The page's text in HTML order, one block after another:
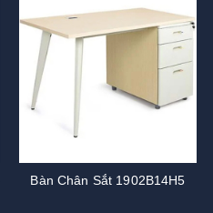
Bàn Chân Sắt 1902B14H5